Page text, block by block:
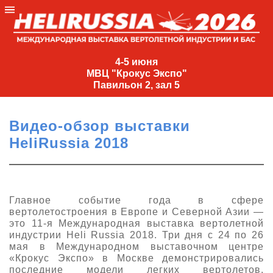
4-5 июня
МВЦ "Крокус Экспо"
Павильон 2, зал 5
4-
МВЦ
Экспо"
Павильон
2,
5
+7
(495)
477-
33-81
Видео-обзор выставки
HeliRussia 2018
Главное событие года в сфере
вертолетостроения в Европе и Северной Азии —
это 11-я Международная выставка вертолетной
индустрии Heli Russia 2018. Три дня с 24 по 26
мая в Международном выставочном центре
«Крокус Экспо» в Москве демонстрировались
последние модели легких вертолетов,